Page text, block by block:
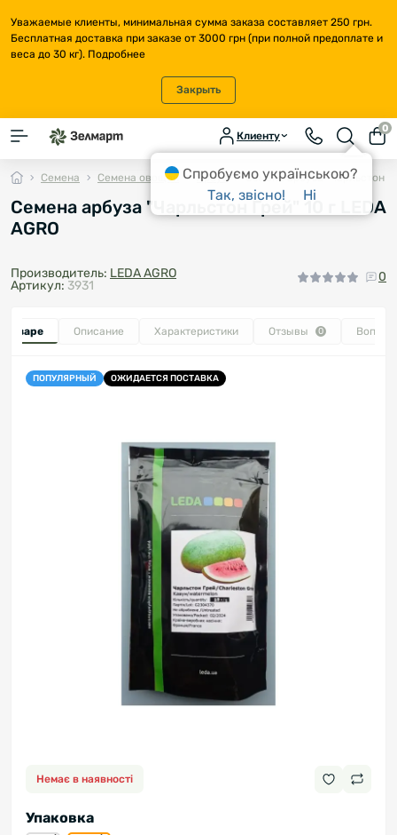
Уважаемые клиенты, минимальная сумма заказа составляет 250 грн.
Бесплатная доставка при заказе от 3000 грн (при полной предоплате и
веса до 30 кг). Подробнее
Закрыть
Клиенту
0
Семена Семена овощей Арбуз Семена арбуза "Чарльстон
Семена арбуза "Чарльстон Грей" 10 г LEDA
AGRO
Производитель: LEDA AGRO
Артикул: 3931
0
товаре Описание Характеристики Отзывы 0
ПОПУЛЯРНЫЙ ОЖИДАЕТСЯ ПОСТАВКА
Немає в наявності
Упаковка
Спробуємо українською?
Так, звісно!
Ні